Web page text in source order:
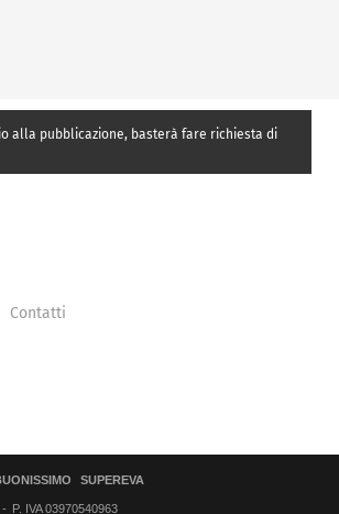
alla pubblicazione, basterà fare richiesta di
Contatti
SUPEREVA
P. IVA 03970540963